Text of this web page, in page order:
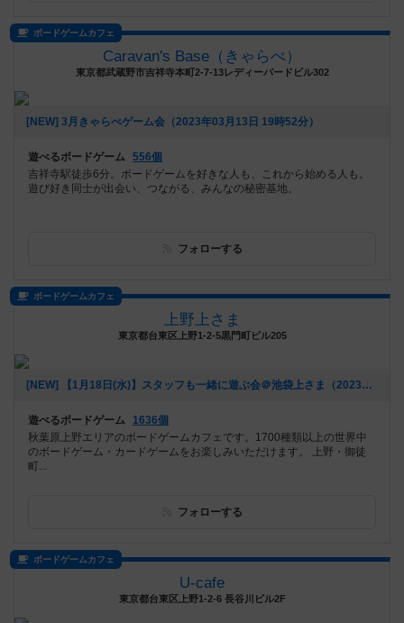
ボードゲームカフェ
Caravan's Base（きゃらべ）
東京都武蔵野市吉祥寺本町2-7-13レディーバードビル302
[NEW] 3月きゃらべゲーム会（2023年03月13日 19時52分）
遊べるボードゲーム 556個
吉祥寺駅徒歩6分。ボードゲームを好きな人も、これから始める人も。
遊び好き同士が出会い、つながる、みんなの秘密基地。
フォローする
ボードゲームカフェ
上野上さま
東京都台東区上野1-2-5黒門町ビル205
[NEW] 【1月18日(水)】スタッフも一緒に遊ぶ会＠池袋上さま（2023年01月09日 23時09分）
遊べるボードゲーム
1636個
秋葉原上野エリアのボードゲームカフェです。1700種類以上の世界中
のボードゲーム・カードゲームをお楽しみいただけます。 上野・御徒
町...
フォローする
ボードゲームカフェ
U-cafe
東京都台東区上野1-2-6 長谷川ビル2F